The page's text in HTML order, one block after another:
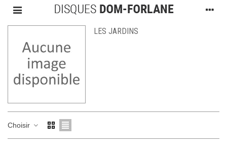
LES JARDINS
Choisir